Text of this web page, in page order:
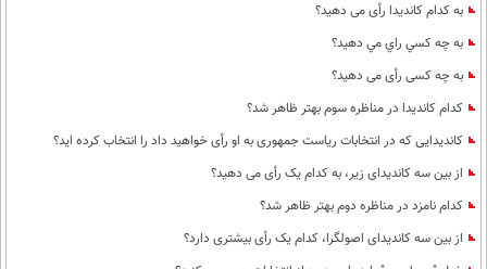
به کدام کاندیدا رأی می دهید؟
به چه كسي راي مي دهيد؟
به چه کسی رأی می دهید؟
کدام کاندیدا در مناظره سوم بهتر ظاهر شد؟
کاندیدایی که در انتخابات ریاست جمهوری به او رأی خواهید داد را انتخاب کرده اید؟
از بین سه کاندیدای زیر، به کدام یک رأی می دهید؟
کدام نامزد در مناظره دوم بهتر ظاهر شد؟
از بین سه کاندیدای اصولگرا، کدام یک رأی بیشتری دارد؟